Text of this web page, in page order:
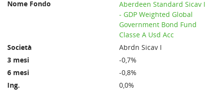
Aberdeen Standard Sicav I
- GDP Weighted Global
Government Bond Fund
Classe A Usd Acc
Abrdn Sicav I
-0,7%
-0,8%
0,0%